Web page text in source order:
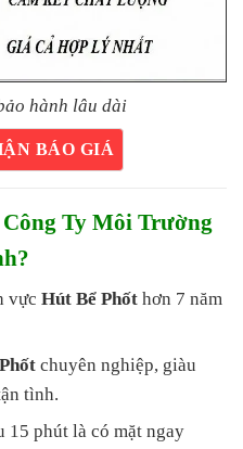
hành lâu dài
BÁO GIÁ
Ty Môi Trường
vực Hút Bể Phốt hơn 7 năm
chuyên nghiệp, giàu
tình.
15 phút là có mặt ngay